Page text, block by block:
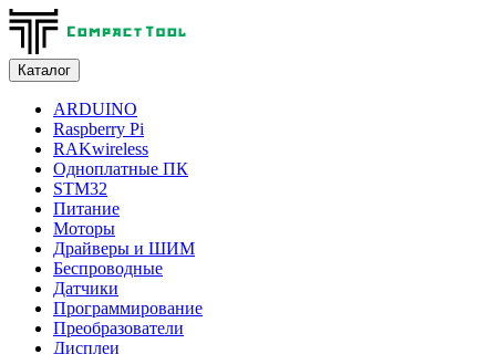
Каталог
ARDUINO
Raspberry Pi
RAKwireless
Одноплатные ПК
STM32
Питание
Моторы
Драйверы и ШИМ
Беспроводные
Датчики
Программирование
Преобразователи
Дисплеи